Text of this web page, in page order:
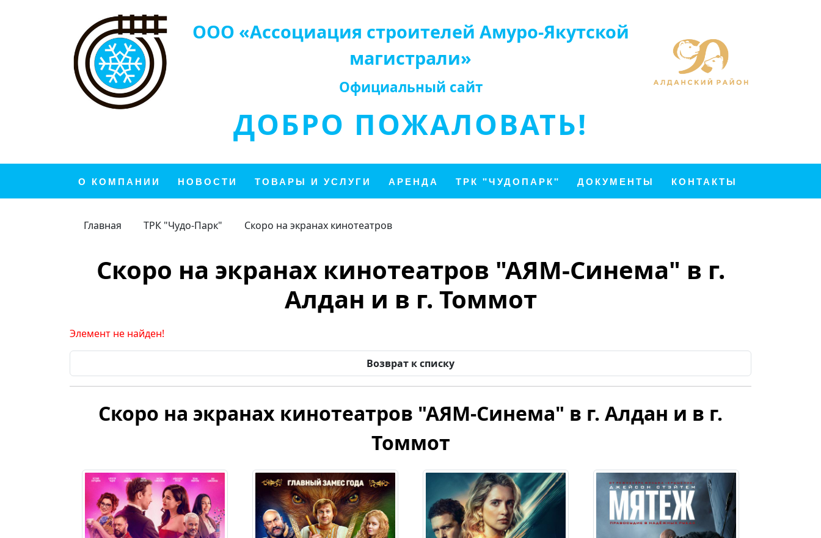
ООО «Ассоциация строителей Амуро-Якутской
магистрали»
Официальный сайт
ДОБРО ПОЖАЛОВАТЬ!
О КОМПАНИИ НОВОСТИ ТОВАРЫ И УСЛУГИ АРЕНДА ТРК "ЧУДОПАРК" ДОКУМЕНТЫ КОНТАКТЫ
Главная ТРК "Чудо-Парк" Скоро на экранах кинотеатров
Скоро на экранах кинотеатров "АЯМ-Синема" в г.
Алдан и в г. Томмот
Элемент не найден!
Возврат к списку
Скоро на экранах кинотеатров "АЯМ-Синема" в г. Алдан и в г.
Томмот